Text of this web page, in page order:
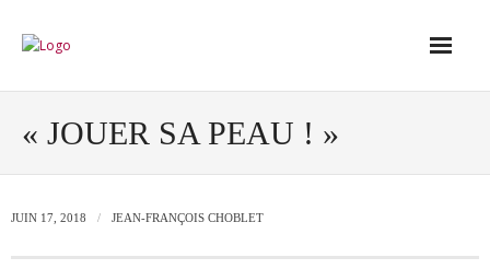
Accueil
Conseil
« JOUER SA PEAU ! »
JUIN 17, 2018 JEAN-FRANÇOIS CHOBLET